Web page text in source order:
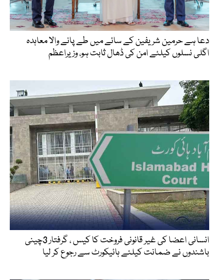
دعا ہے حرمین شریفین کے سائے میں طے پانے والا معاہدہ
اگلی نسلوں کیلئے امن کی ڈھال ثابت ہو، وزیراعظم
انسانی اعضا کی غیر قانونی فروخت کا کیس ، گرفتار 3چینی
باشندوں نے ضمانت کیلئے ہائیکورٹ سے رجوع کر لیا